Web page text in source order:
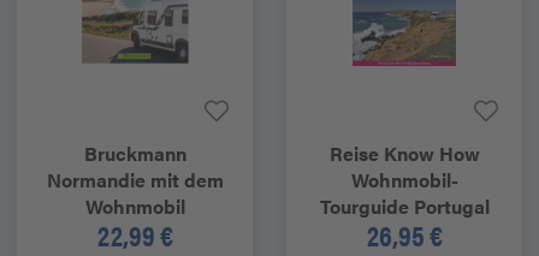
Bruckmann
Normandie mit dem
Wohnmobil
22,99 €
Reise Know How
Wohnmobil-
Tourguide Portugal
26,95 €